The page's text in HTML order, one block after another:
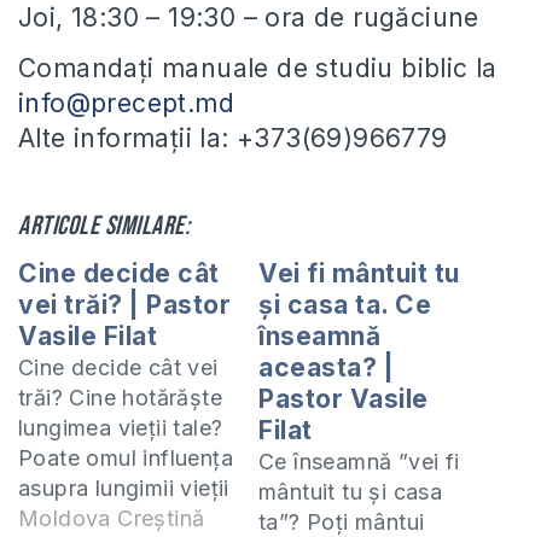
Joi, 18:30 – 19:30 – ora de rugăciune
Comandați manuale de studiu biblic la
info@precept.md
Alte informații la: +373(69)966779
Articole similare:
Cine decide cât
vei trăi? | Pastor
Vasile Filat
Cine decide cât vei
trăi? Cine hotărăște
lungimea vieții tale?
Poate omul influența
asupra lungimii vieții
sale? Are vreo
Moldova Creștină
Vei fi mântuit tu
și casa ta. Ce
înseamnă
aceasta? |
Pastor Vasile
Filat
Ce înseamnă ”vei fi
mântuit tu și casa
ta”? Poți mântui